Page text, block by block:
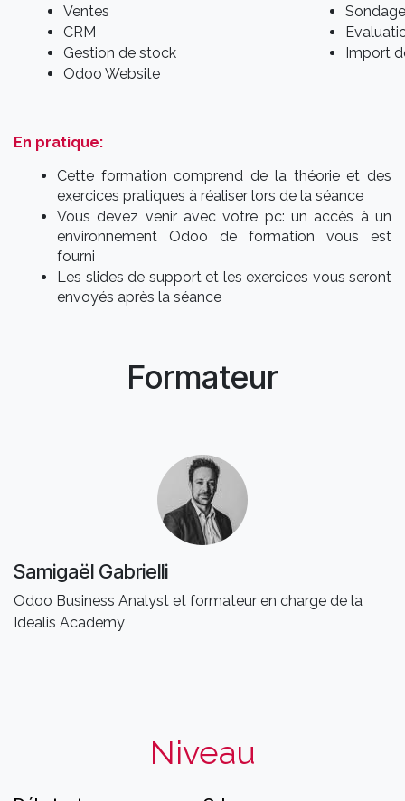
Ventes
CRM
Gestion de stock
Odoo Website
Import
En pratique:
Cette formation comprend de la théorie et des
exercices pratiques à réaliser lors de la séance
Vous devez venir avec votre pc: un accès à un
environnement Odoo de formation vous est
fourni
Les slides de support et les exercices vous seront
envoyés après la séance
Formateur
Samigaël Gabrielli
Odoo Business Analyst et formateur en charge de la
Idealis Academy
Niveau